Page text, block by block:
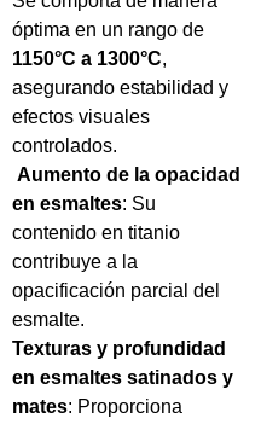
óptima en un rango de
1150°C a 1300°C,
asegurando estabilidad y
efectos visuales
controlados.
Aumento de la opacidad
en esmaltes: Su
contenido en titanio
contribuye a la
opacificación parcial del
esmalte.
Texturas y profundidad
en esmaltes satinados y
mates: Proporciona